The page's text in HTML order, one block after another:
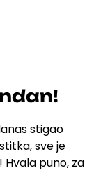
stigao
sve je
puno, za